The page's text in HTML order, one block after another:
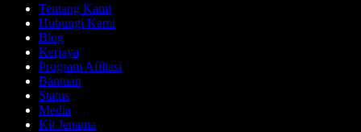
Tentang Kami
Hubungi Kami
Blog
Kerjaya
Program Afiliasi
Bantuan
Status
Media
Kit Jenama